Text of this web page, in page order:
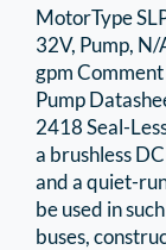
MotorType
32V, Pump,
gpm
Pump
2418 Seal-
a brushless
and a quiet-
be used in
buses,